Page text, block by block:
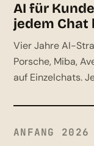
AI für
jedem Chat
Vier Jahre AI-
Porsche, Miba,
auf Einzelchats.
ANFANG 2026